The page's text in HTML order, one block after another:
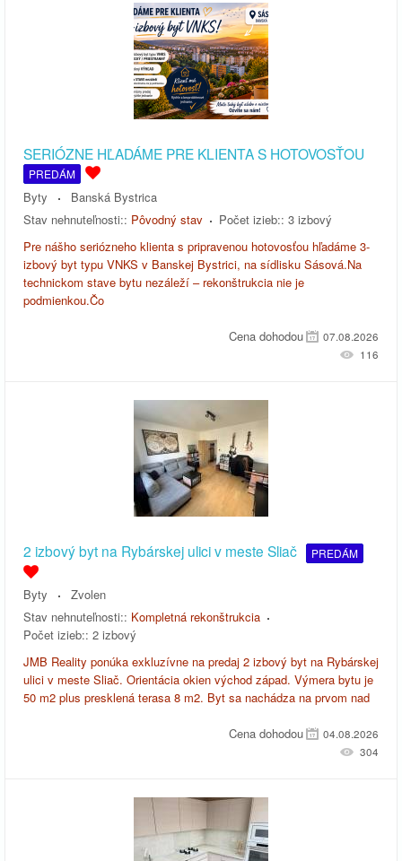
SERIÓZNE HĽADÁME PRE KLIENTA S HOTOVOSŤOU
PREDÁM
Byty
Banská Bystrica
Stav nehnuteľnosti:: Pôvodný stav Počet izieb:: 3 izbový
Pre nášho seriózneho klienta s pripravenou hotovosťou hľadáme 3-
izbový byt typu VNKS v Banskej Bystrici, na sídlisku Sásová.Na
technickom stave bytu nezáleží – rekonštrukcia nie je
podmienkou.Čo
Cena dohodou
07.08.2026
116
2 izbový byt na Rybárskej ulici v meste Sliač PREDÁM
Byty
Zvolen
Stav nehnuteľnosti:: Kompletná rekonštrukcia
Počet izieb:: 2 izbový
JMB Reality ponúka exkluzívne na predaj 2 izbový byt na Rybárskej
ulici v meste Sliač. Orientácia okien východ západ. Výmera bytu je
50 m2 plus presklená terasa 8 m2. Byt sa nachádza na prvom nad
Cena dohodou
04.08.2026
304